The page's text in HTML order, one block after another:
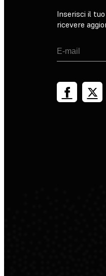
Inserisci il
ricevere